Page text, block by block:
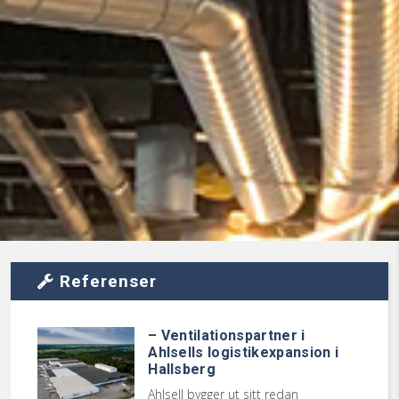
Referenser
– Ventilationspartner i
Ahlsells logistikexpansion i
Hallsberg
Ahlsell bygger ut sitt redan